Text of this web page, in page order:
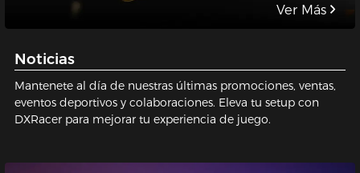
Ver Más
Noticias
Mantenete al día de nuestras últimas promociones, ventas,
eventos deportivos y colaboraciones. Eleva tu setup con
DXRacer para mejorar tu experiencia de juego.